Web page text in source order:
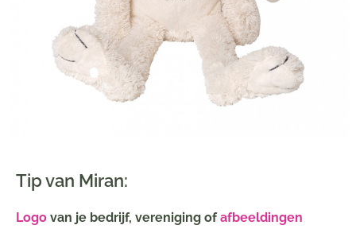
Tip van Miran:
Logo van je bedrijf, vereniging ofafbeeldingen